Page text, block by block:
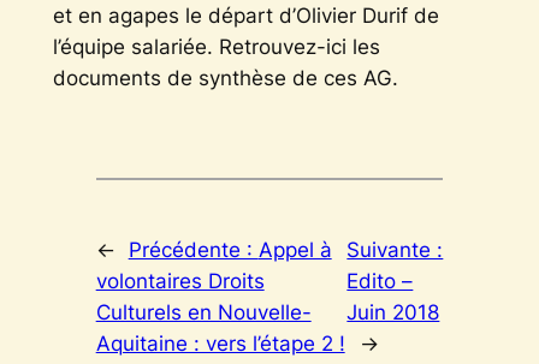
et en agapes le départ d’Olivier Durif de
l’équipe salariée. Retrouvez-ici les
documents de synthèse de ces AG.
← Précédente : Appel à
volontaires Droits
Culturels en Nouvelle-
Aquitaine : vers l’étape 2 !
Suivante :
Edito –
Juin 2018
→